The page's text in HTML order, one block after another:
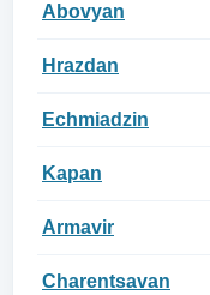
Abovyan
Hrazdan
Echmiadzin
Kapan
Armavir
Charentsavan